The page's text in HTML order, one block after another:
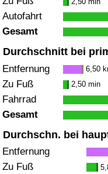
Autofahrt
Gesamt
Durchschnitt bei
Entfernung 6,50
Zu Fuß 2,50 min
Fahrrad
Gesamt
Durchschn. bei
Entfernung
Zu Fuß